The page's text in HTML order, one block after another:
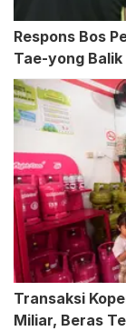
Respons Bos
Tae-yong
Transaksi
Miliar, Beras